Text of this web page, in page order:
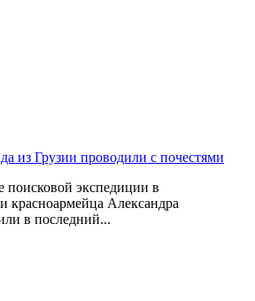
из Грузии проводили с почестями
поисковой экспедиции в
красноармейца Александра
в последний...